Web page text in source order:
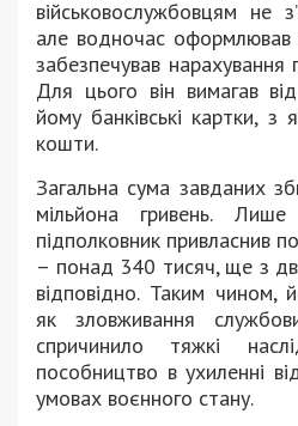
військовослужбовцям не
але водночас оформлював
забезпечував
Для цього він вимагав
йому банківські картки, з
кошти.
Загальна сума завданих
мільйона гривень.
підполковник привласнив
– понад 340 тисяч, ще з
відповідно. Таким чином,
як зловживання
спричинило тяжкі
пособництво в ухиленні
умовах воєнного стану.